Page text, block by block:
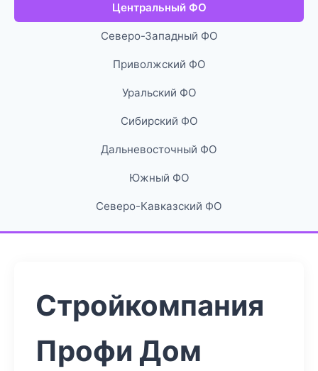
Центральный ФО
Северо-Западный ФО
Приволжский ФО
Уральский ФО
Сибирский ФО
Дальневосточный ФО
Южный ФО
Северо-Кавказский ФО
Стройкомпания
Профи Дом